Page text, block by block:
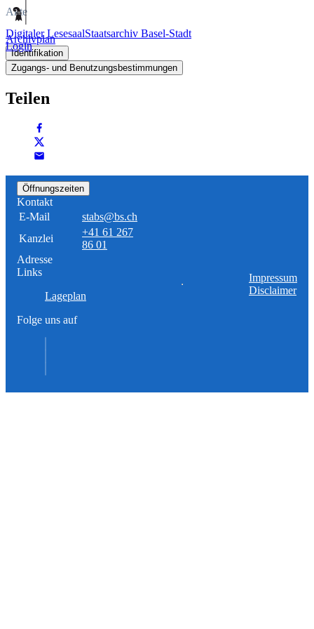
Digitaler LesesaalStaatsarchiv Basel-Stadt
Login
Akte
Archivplan
Identifikation
Zugangs- und Benutzungsbestimmungen
Teilen
Öffnungszeiten
Kontakt
E-Mail
stabs@bs.ch
Kanzlei
+41 61 267
86 01
Adresse
Links
Lageplan
Folge uns auf
Impressum
Disclaimer